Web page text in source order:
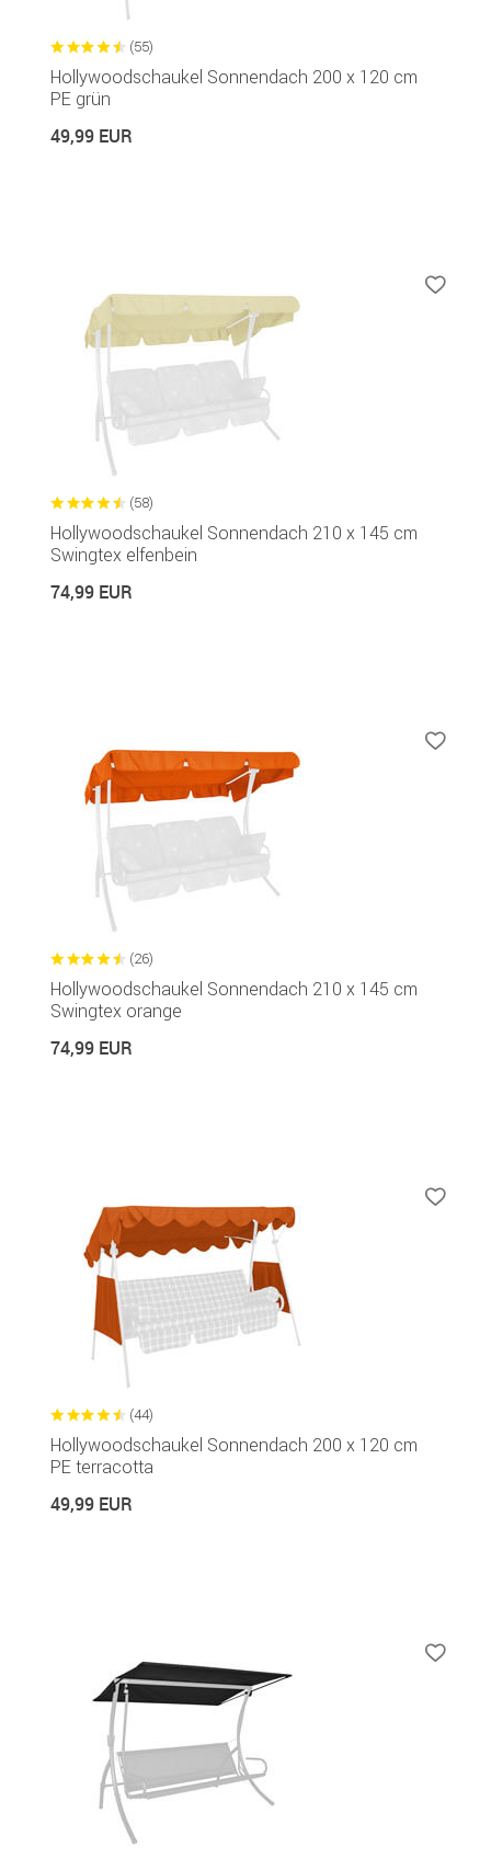
(55)
Hollywoodschaukel Sonnendach 200 x 120 cm
PE grün
49,99 EUR
(58)
Hollywoodschaukel Sonnendach 210 x 145 cm
Swingtex elfenbein
74,99 EUR
(26)
Hollywoodschaukel Sonnendach 210 x 145 cm
Swingtex orange
74,99 EUR
(44)
Hollywoodschaukel Sonnendach 200 x 120 cm
PE terracotta
49,99 EUR